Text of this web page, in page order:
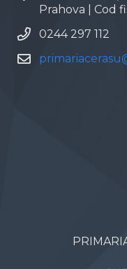
Prahova | Cod
0244 297 112